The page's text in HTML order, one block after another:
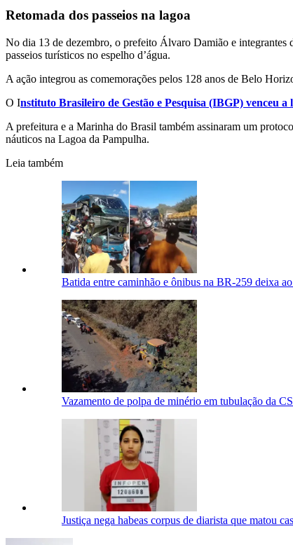
Retomada dos passeios na lagoa
No dia 13 de dezembro, o prefeito Álvaro Damião e integrantes
passeios turísticos no espelho d’água.
A ação integrou as comemorações pelos 128 anos de Belo
O Instituto Brasileiro de Gestão e Pesquisa (IBGP) venceu
A prefeitura e a Marinha do Brasil também assinaram um
náuticos na Lagoa da Pampulha.
Leia também
Batida entre caminhão e ônibus na BR-259 deixa
Vazamento de polpa de minério em tubulação da
Justiça nega habeas corpus de diarista que matou